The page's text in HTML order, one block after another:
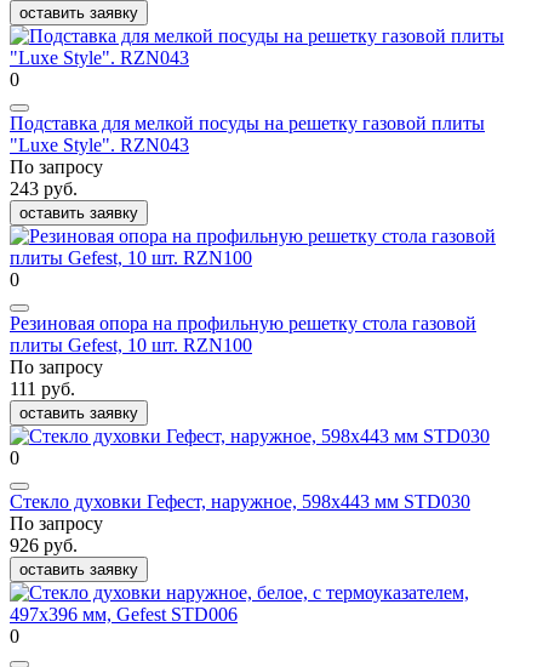
оставить заявку
0
Подставка для мелкой посуды на решетку газовой плиты
"Luxe Style". RZN043
По запросу
243 руб.
оставить заявку
0
Резиновая опора на профильную решетку стола газовой
плиты Gefest, 10 шт. RZN100
По запросу
111 руб.
оставить заявку
0
Стекло духовки Гефест, наружное, 598x443 мм STD030
По запросу
926 руб.
оставить заявку
0